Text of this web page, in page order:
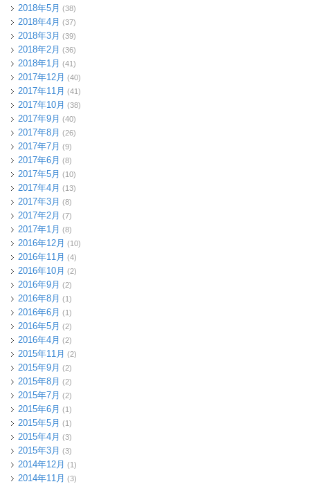
2018年5月 (38)
2018年4月 (37)
2018年3月 (39)
2018年2月 (36)
2018年1月 (41)
2017年12月 (40)
2017年11月 (41)
2017年10月 (38)
2017年9月 (40)
2017年8月 (26)
2017年7月 (9)
2017年6月 (8)
2017年5月 (10)
2017年4月 (13)
2017年3月 (8)
2017年2月 (7)
2017年1月 (8)
2016年12月 (10)
2016年11月 (4)
2016年10月 (2)
2016年9月 (2)
2016年8月 (1)
2016年6月 (1)
2016年5月 (2)
2016年4月 (2)
2015年11月 (2)
2015年9月 (2)
2015年8月 (2)
2015年7月 (2)
2015年6月 (1)
2015年5月 (1)
2015年4月 (3)
2015年3月 (3)
2014年12月 (1)
2014年11月 (3)